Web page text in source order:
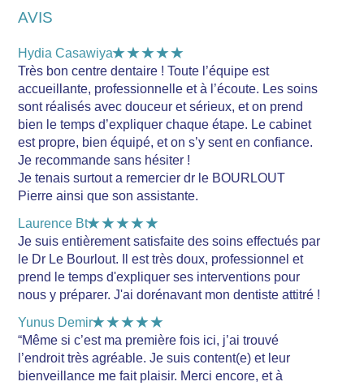
AVIS
Hydia Casawiya★★★★★
Très bon centre dentaire ! Toute l’équipe est
accueillante, professionnelle et à l’écoute. Les soins
sont réalisés avec douceur et sérieux, et on prend
bien le temps d’expliquer chaque étape. Le cabinet
est propre, bien équipé, et on s’y sent en confiance.
Je recommande sans hésiter !
Je tenais surtout a remercier dr le BOURLOUT
Pierre ainsi que son assistante.
Laurence Bt★★★★★
Je suis entièrement satisfaite des soins effectués par
le Dr Le Bourlout. Il est très doux, professionnel et
prend le temps d'expliquer ses interventions pour
nous y préparer. J'ai dorénavant mon dentiste attitré !
Yunus Demir★★★★★
“Même si c’est ma première fois ici, j’ai trouvé
l’endroit très agréable. Je suis content(e) et leur
bienveillance me fait plaisir. Merci encore, et à